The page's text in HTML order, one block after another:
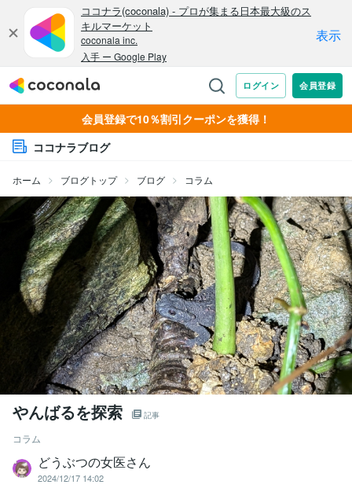
会員登録で10％割引クーポンを獲得！
ココナラブログ
ホーム ブログトップ ブログ コラム
やんばるを探索 記事
コラム
どうぶつの女医さん
2024/12/17 14:02